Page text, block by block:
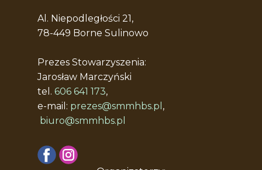
Al. Niepodległości 21,
78-449 Borne Sulinowo
Prezes Stowarzyszenia:
Jarosław Marczyński
tel. 606 641 173,
e-mail: prezes@smmhbs.pl ,
biuro@smmhbs.pl